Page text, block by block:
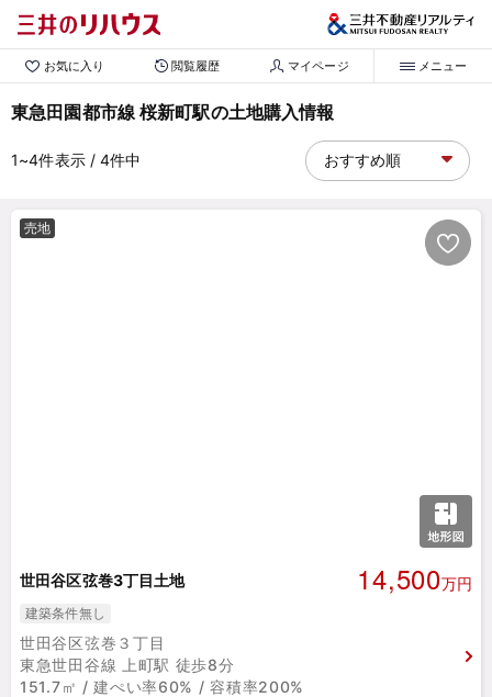
お気に入り 閲覧履歴 マイページ メニュー
東急田園都市線 桜新町駅の土地購入情報
1~4件表示/ 4件中
売地
世田谷区弦巻3丁目土地 14,500万円
建築条件無し
世田谷区弦巻３丁目
東急世田谷線 上町駅 徒歩8分
151.7㎡ / 建ぺい率60% / 容積率200%